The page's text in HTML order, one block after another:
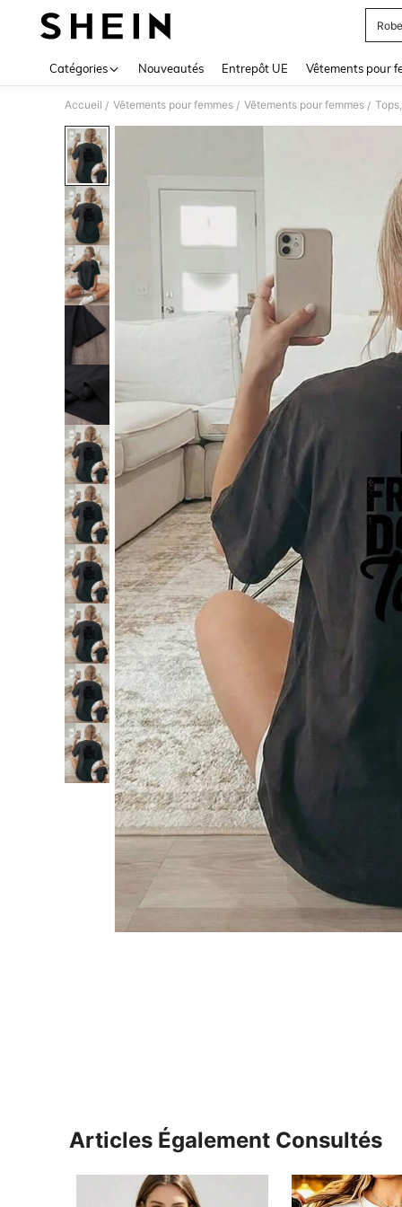
Catégories Nouveautés Entrepôt UE Vêtements pour
Accueil / Vêtements pour femmes / Vêtements pour femmes /
Articles Également Consultés